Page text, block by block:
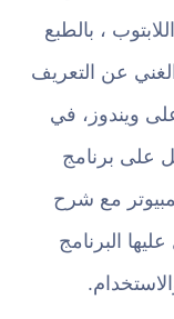
، بالطبع
عن التعريف
ويندوز، في
على برنامج
آخر إصدار 2021 للكمبيوتر مع شرح
البرنامج